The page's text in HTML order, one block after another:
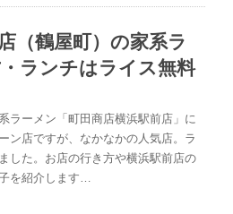
（鶴屋町）の家系ラ
ランチはライス無料
ラーメン「町田商店横浜駅前店」に
ン店ですが、なかなかの人気店。ラ
した。お店の行き方や横浜駅前店の
を紹介します…